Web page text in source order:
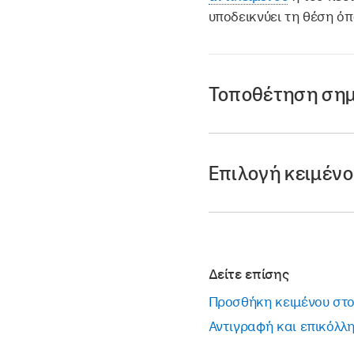
υποδεικνύει τη θέση
Τοποθέτηση
Σημείωση:
Τοποθέτηση
πεδίο τίτλου ή
Επιλογή
Επιλογή λέξης:
Επιλογή
Δείτε επίσης
Προσθήκη κειμένου
Αντιγραφή και